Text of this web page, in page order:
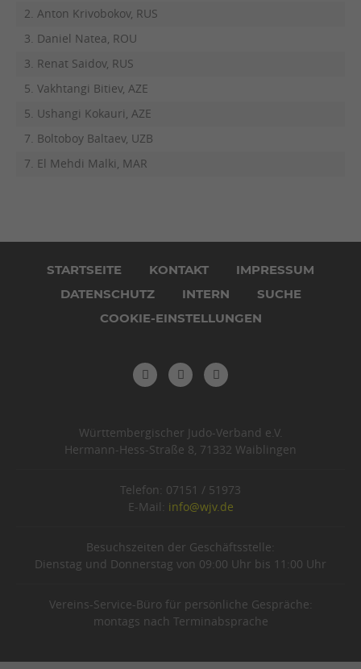
2. Anton Krivobokov, RUS
3. Daniel Natea, ROU
3. Renat Saidov, RUS
5. Vakhtangi Bitiev, AZE
5. Ushangi Kokauri, AZE
7. Boltoboy Baltaev, UZB
7. El Mehdi Malki, MAR
überspringen
STARTSEITE KONTAKT
IMPRESSUM
DATENSCHUTZ
INTERN
SUCHE
COOKIE-EINSTELLUNGEN
Württembergischer Judo-Verband e.V.
Hermann-Hess-Straße 8, 71332 Waiblingen
Telefon: 07151 / 51973
E-Mail: info@wjv.de
Besuchszeiten der Geschäftsstelle:
Dienstag und Donnerstag von 09:00 Uhr bis 11:00 Uhr
Vereins-Service-Büro für persönliche Gespräche:
montags nach Terminabsprache